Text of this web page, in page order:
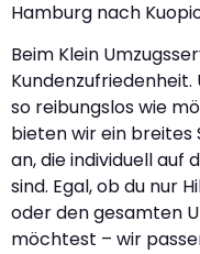
Hamburg nach
Beim Klein
Kundenzufriedenheit.
so reibungslos wie
bieten wir ein breites
an, die individuell auf
sind. Egal, ob du nur
oder den gesamten
möchtest – wir